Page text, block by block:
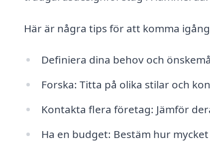
Här är några tips för att komma
Definiera dina behov och
Forska: Titta på olika stilar och
Kontakta flera företag: Jämför
Ha en budget: Bestäm hur